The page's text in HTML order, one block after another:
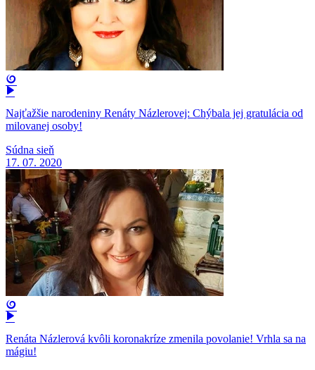
Najťažšie narodeniny Renáty Názlerovej: Chýbala jej gratulácia od
milovanej osoby!
Súdna sieň
17. 07. 2020
Renáta Názlerová kvôli koronakríze zmenila povolanie! Vrhla sa na
mágiu!